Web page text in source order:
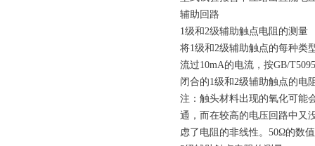
辅助回路
1级和2级辅助触点电阻的测量
将1级和2级辅助触点的每种类
流过10mA的电流，按GB/
闭合的1级和2级辅助触点的电
注：触头材料出现的氧化可能
通，而在较高的电压回路中又
虑了电阻的非线性。50Ω的数